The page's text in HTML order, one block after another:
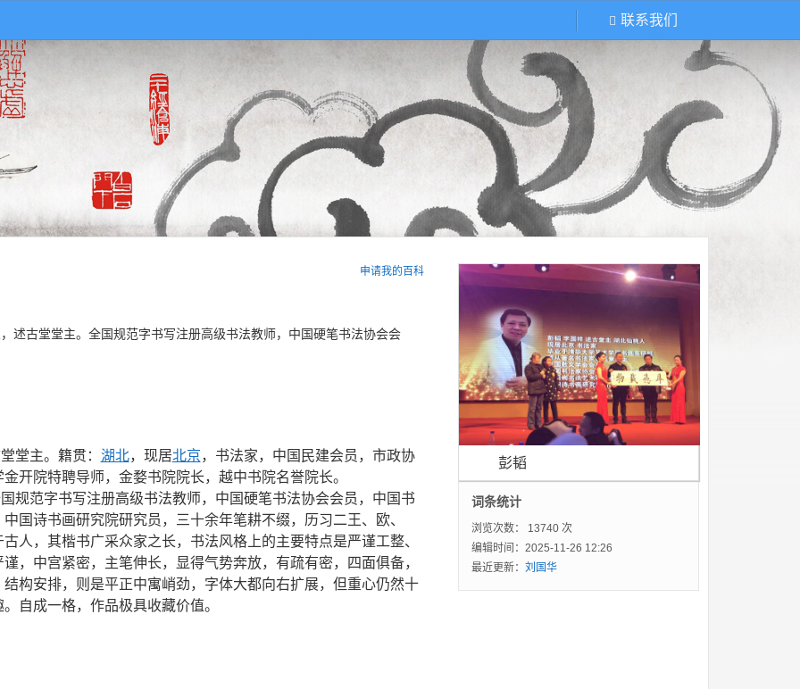
联系我们
彭韬
词条统计
浏览次数：
13740 次
编辑时间：2025-11-26 12:26
最近更新： 刘国华
申请我的百科
述古堂堂主。全国规范字书写注册高级书法教师，中国硬笔书法协会会
堂主。籍贯： 湖北，现居北京，书法家，中国民建会员，市政协
开院特聘导师， 金婺书院院长， 越中书院名誉院长。
规范字书写注册高级书法教师，中国硬笔书法协会会员，中国书
国诗书画研究院研究员，三十余年笔耕不缀，历习二王、欧、
人，其楷书广采众家之长，书法风格上的主要特点是严谨工整、
，中宫紧密，主笔伸长，显得气势奔放，有疏有密，四面俱备，
构安排，则是平正中寓峭劲，字体大都向右扩展，但重心仍然十
自成一格，作品极具收藏价值。